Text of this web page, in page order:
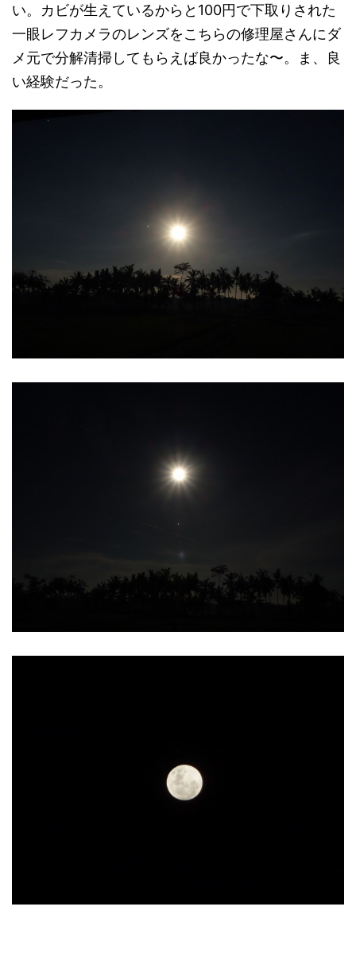
い。カビが生えているからと100円で下取りされた
一眼レフカメラのレンズをこちらの修理屋さんにダ
メ元で分解清掃してもらえば良かったな〜。ま、良
い経験だった。